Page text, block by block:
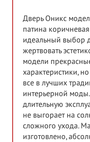
Дверь Оникс
патина
идеальный выбор
жертвовать
модели
характеристики,
все в лучших
интерьерной
длительную
не выгорает на
сложного ухода.
изготовлено,